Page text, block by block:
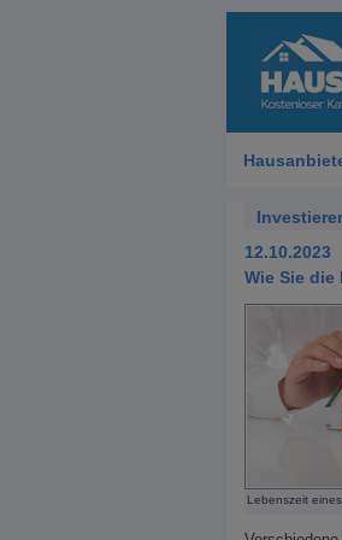
12.10.2023
Wie Sie die
Lebenszeit